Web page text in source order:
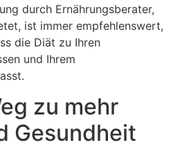
durch Ernährungsberater,
ist immer empfehlenswert,
die Diät zu Ihren
und Ihrem
zu mehr
Gesundheit